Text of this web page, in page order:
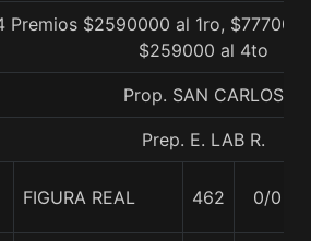
Premios $2590000 al 1ro,
$259000 al 4to
Prop. SAN CARLOS
Prep. E. LAB R.
FIGURA REAL 462 0/0